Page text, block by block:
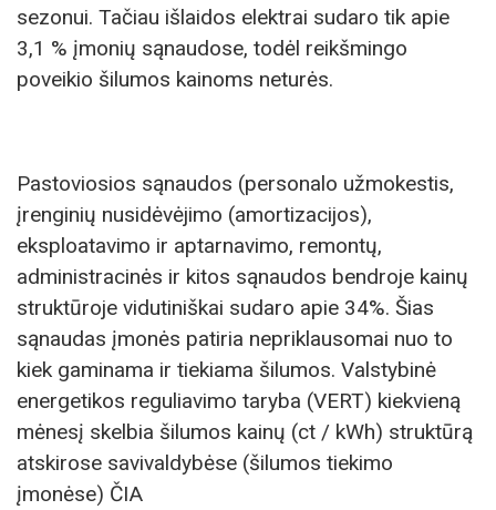
sezonui. Tačiau išlaidos elektrai sudaro tik apie
3,1 % įmonių sąnaudose, todėl reikšmingo
poveikio šilumos kainoms neturės.
Pastoviosios sąnaudos (personalo užmokestis,
įrenginių nusidėvėjimo (amortizacijos),
eksploatavimo ir aptarnavimo, remontų,
administracinės ir kitos sąnaudos bendroje kainų
struktūroje vidutiniškai sudaro apie 34%. Šias
sąnaudas įmonės patiria nepriklausomai nuo to
kiek gaminama ir tiekiama šilumos. Valstybinė
energetikos reguliavimo taryba (VERT) kiekvieną
mėnesį skelbia šilumos kainų (ct / kWh) struktūrą
atskirose savivaldybėse (šilumos tiekimo
įmonėse) ČIA